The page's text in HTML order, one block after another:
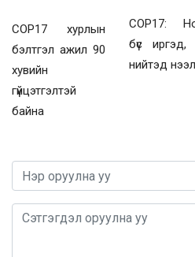
COP17 хурлын
бэлтгэл ажил 90
хувийн
гүйцэтгэлтэй
байна
COP17:
бүс иргэд,
нийтэд